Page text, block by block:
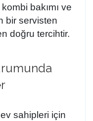
bakımı ve
bir servisten
doğru tercihtir.
sahipleri için